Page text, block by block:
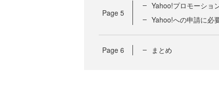
Page 5
Yahoo!プロモーショ
Yahoo!への申請に必
Page 6 まとめ